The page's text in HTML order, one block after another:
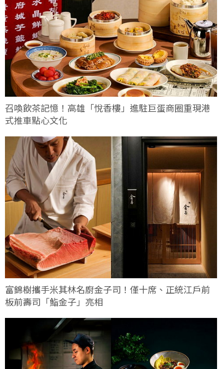
召喚飲茶記憶！高雄「悅香樓」進駐巨蛋商圈重現港
式推車點心文化
富錦樹攜手米其林名廚金子司！僅十席、正統江戶前
板前壽司「鮨金子」亮相